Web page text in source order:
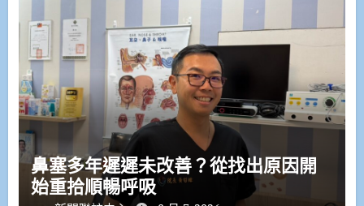
鼻塞多年遲遲未改善？從找出原因開
始重拾順暢呼吸